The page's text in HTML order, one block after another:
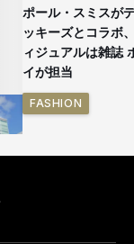
ポール・スミスが
ッキーズとコラボ
ィジュアルは雑誌
イが担当
FASHION